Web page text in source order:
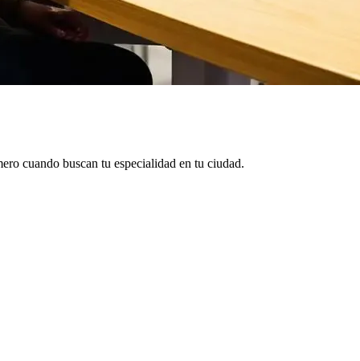
cuando buscan tu especialidad en tu ciudad.